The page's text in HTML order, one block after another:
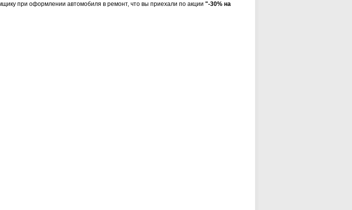
при оформлении автомобиля в ремонт, что вы приехали по акции "-30% на